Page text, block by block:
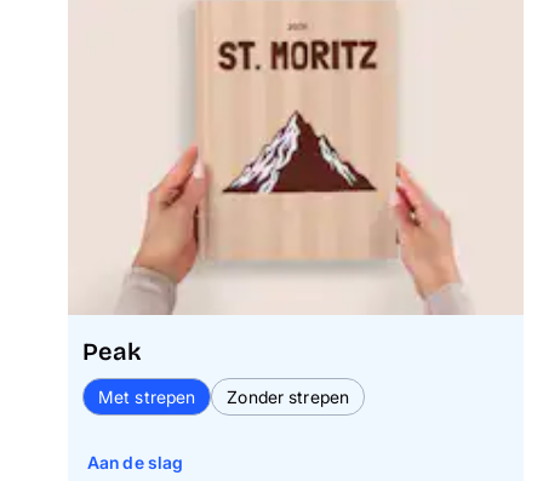
Peak
Met strepen Zonder strepen
Aan de slag